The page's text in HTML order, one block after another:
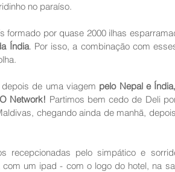
no paraíso.
formado por quase 2000 ilhas
Índia. Por isso, a combinação com
de uma viagem pelo Nepal e
Network! Partimos bem cedo de Deli
chegando ainda de manhã,
um ipad - com o logo do hotel, na